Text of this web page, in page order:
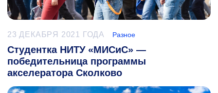
23 ДЕКАБРЯ 2021 ГОДА Разное
Студентка НИТУ «МИСиС» —
победительница программы
акселератора Сколково